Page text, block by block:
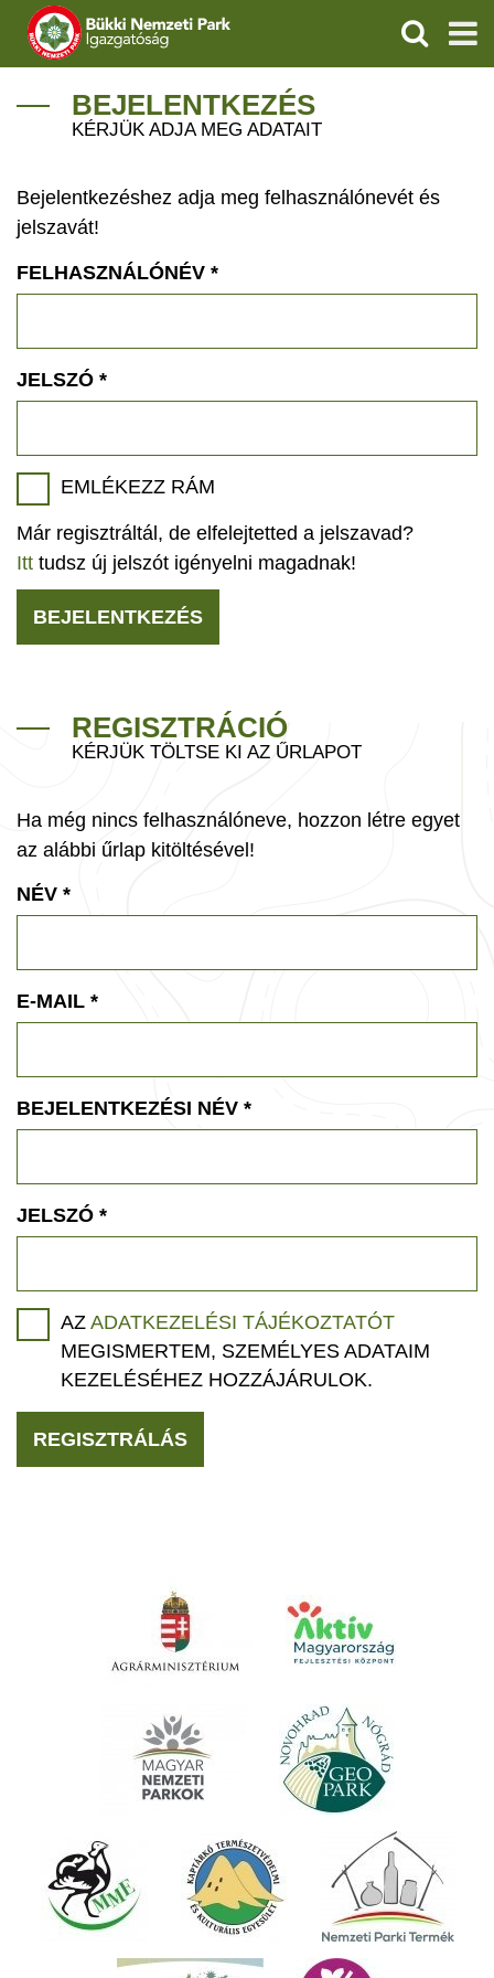
IGAZGATÓSÁG
VÍZVÉDELEM
ÖKOTURIZMUS
GEOPARKOK
KERESÉS
BEJELENTKEZÉS
KÉRJÜK ADJA MEG ADATAIT
Bejelentkezéshez adja meg felhasználónevét és
jelszavát!
FELHASZNÁLÓNÉV *
JELSZÓ *
EMLÉKEZZ RÁM
Már regisztráltál, de elfelejtetted a jelszavad?
Itt tudsz új jelszót igényelni magadnak!
BEJELENTKEZÉS
REGISZTRÁCIÓ
KÉRJÜK TÖLTSE KI AZ ŰRLAPOT
Ha még nincs felhasználóneve, hozzon létre egyet
az alábbi űrlap kitöltésével!
NÉV *
E-MAIL *
BEJELENTKEZÉSI NÉV *
JELSZÓ *
AZ ADATKEZELÉSI TÁJÉKOZTATÓT
MEGISMERTEM, SZEMÉLYES ADATAIM
KEZELÉSÉHEZ HOZZÁJÁRULOK.
REGISZTRÁLÁS